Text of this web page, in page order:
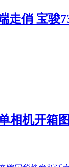
走俏 宝骏
相机开箱